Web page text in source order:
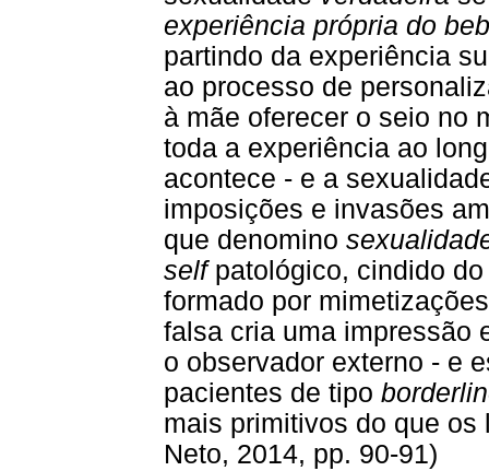
experiência própria do
partindo da experiência
ao processo de
à mãe oferecer o seio no
toda a experiência ao
acontece - e a
imposições e invasões
que denomino
selfpatológico, cindido
formado por
falsa cria uma impressão
o observador externo - e
pacientes de tipo
mais primitivos do que os
Neto, 2014, pp. 90-91)